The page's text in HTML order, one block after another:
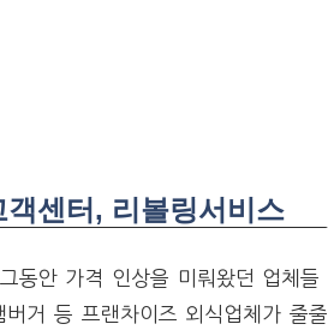
센터, 리볼링서비스
동안 가격 인상을 미뤄왔던 업체들
거 등 프랜차이즈 외식업체가 줄줄